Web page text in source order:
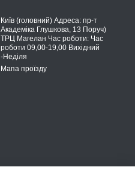
Київ (головний) Адреса: пр-т
Академіка Глушкова, 13 Поруч)
ТРЦ Магелан Час роботи: Час
роботи 09,00-19,00 Вихідний
-Неділя
Мапа проїзду